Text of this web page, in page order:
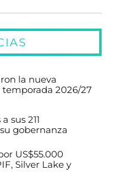
la nueva
2026/27
sus 211
gobernanza
US$55.000
Silver Lake y